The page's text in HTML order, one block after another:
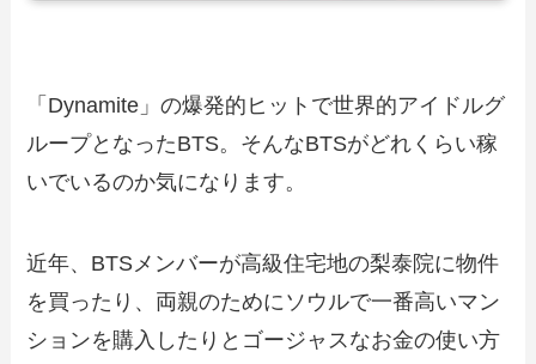
「Dynamite」の爆発的ヒットで世界的アイドルグ
ループとなったBTS。そんなBTSがどれくらい稼
いでいるのか気になります。
近年、BTSメンバーが高級住宅地の梨泰院に物件
を買ったり、両親のためにソウルで一番高いマン
ションを購入したりとゴージャスなお金の使い方